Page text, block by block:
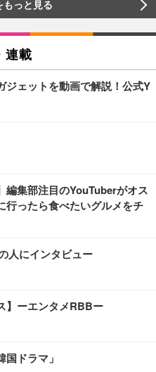
もっと見る
連載
ジェットを動画で解説！公式Y
編集部注目のYouTuberがオス
行ったら食べたいグルメをチ
人にインタビュー
】ーエンタメRBBー
ドラマ」